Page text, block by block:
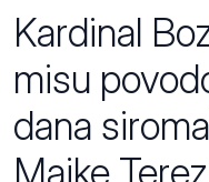
Kardinal
misu
dana
Majke